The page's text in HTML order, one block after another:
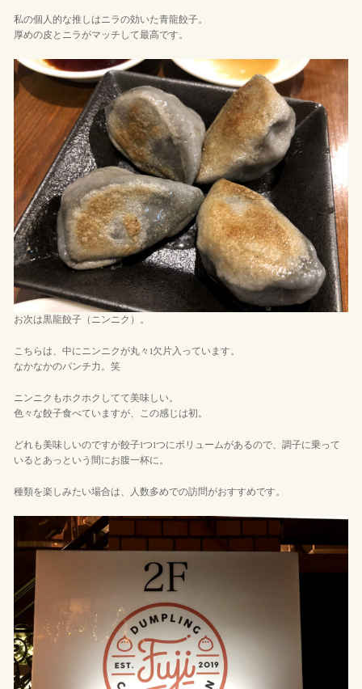
私の個人的な推しはニラの効いた青龍餃子。
厚めの皮とニラがマッチして最高です。
お次は黒龍餃子（ニンニク）。
こちらは、中にニンニクが丸々1欠片入っています。
なかなかのパンチ力。笑
ニンニクもホクホクしてて美味しい。
色々な餃子食べていますが、この感じは初。
どれも美味しいのですが餃子1つ1つにボリュームがあるので、調子に乗って
いるとあっという間にお腹一杯に。
種類を楽しみたい場合は、人数多めでの訪問がおすすめです。